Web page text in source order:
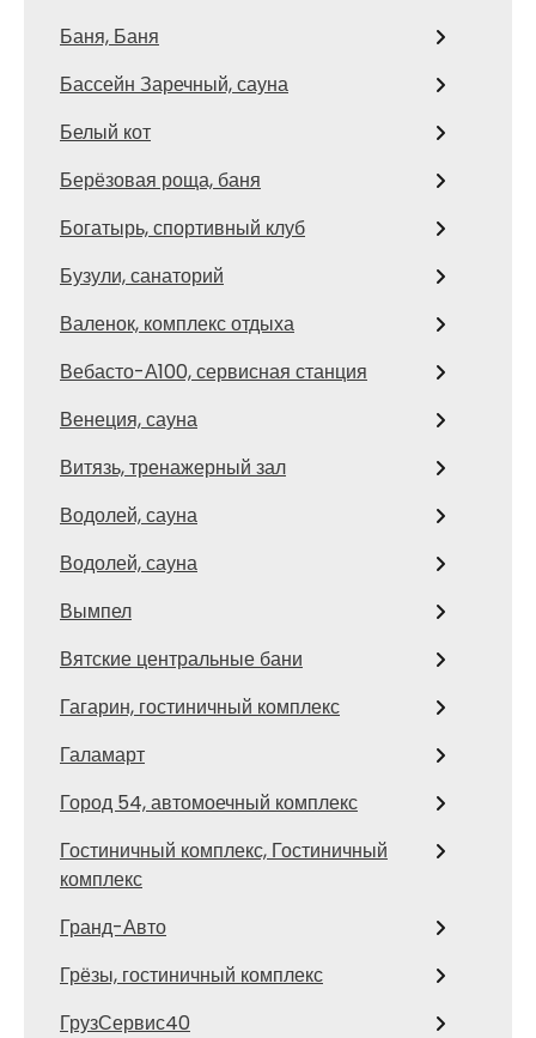
Баня, Баня
Бассейн Заречный, сауна
Белый кот
Берёзовая роща, баня
Богатырь, спортивный клуб
Бузули, санаторий
Валенок, комплекс отдыха
Вебасто-А100, сервисная станция
Венеция, сауна
Витязь, тренажерный зал
Водолей, сауна
Водолей, сауна
Вымпел
Вятские центральные бани
Гагарин, гостиничный комплекс
Галамарт
Город 54, автомоечный комплекс
Гостиничный комплекс, Гостиничный
комплекс
Гранд-Авто
Грёзы, гостиничный комплекс
ГрузСервис40